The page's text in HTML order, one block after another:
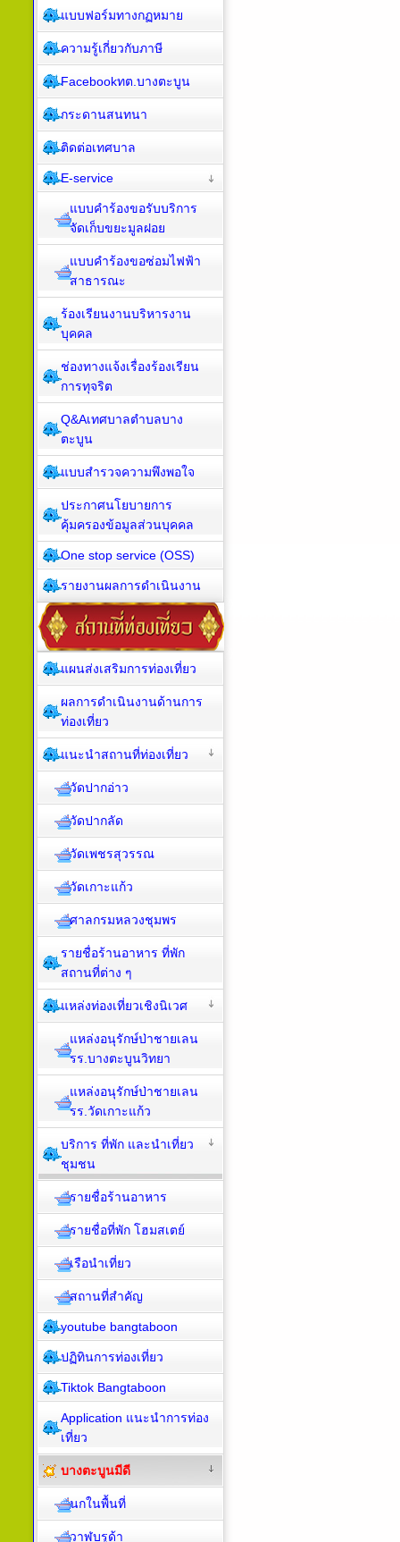
แบบฟอร์มทางกฏหมาย
ความรู้เกี่ยวกับภาษี
Facebookทต.บางตะบูน
กระดานสนทนา
ติดต่อเทศบาล
E-service
แบบคำร้องขอรับบริการ
จัดเก็บขยะมูลฝอย
แบบคำร้องขอซ่อมไฟฟ้า
สาธารณะ
ร้องเรียนงานบริหารงาน
บุคคล
ช่องทางแจ้งเรื่องร้องเรียน
การทุจริต
Q&Aเทศบาลตำบลบาง
ตะบูน
แบบสำรวจความพึงพอใจ
ประกาศนโยบายการ
คุ้มครองข้อมูลส่วนบุคคล
One stop service (OSS)
รายงานผลการดำเนินงาน
แผนส่งเสริมการท่องเที่ยว
ผลการดำเนินงานด้านการ
ท่องเที่ยว
แนะนำสถานที่ท่องเที่ยว
วัดปากอ่าว
วัดปากลัด
วัดเพชรสุวรรณ
วัดเกาะแก้ว
ศาลกรมหลวงชุมพร
รายชื่อร้านอาหาร ที่พัก
สถานที่ต่าง ๆ
แหล่งท่องเที่ยวเชิงนิเวศ
แหล่งอนุรักษ์ป่าชายเลน
รร.บางตะบูนวิทยา
แหล่งอนุรักษ์ป่าชายเลน
รร.วัดเกาะแก้ว
บริการ ที่พัก และนำเที่ยว
ชุมชน
รายชื่อร้านอาหาร
รายชื่อที่พัก โฮมสเตย์
เรือนำเที่ยว
สถานที่สำคัญ
youtube bangtaboon
ปฏิทินการท่องเที่ยว
Tiktok Bangtaboon
Application แนะนำการท่อง
เที่ยว
บางตะบูนมีดี
นกในพื้นที่
วาฬบรูด้า